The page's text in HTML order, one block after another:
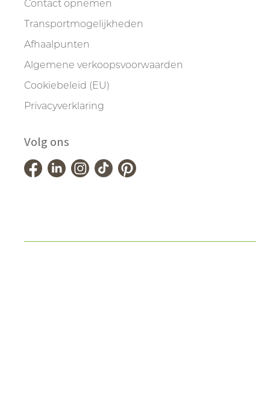
Contact opnemen
Transportmogelijkheden
Afhaalpunten
Algemene verkoopsvoorwaarden
Cookiebeleid (EU)
Privacyverklaring
Volg ons